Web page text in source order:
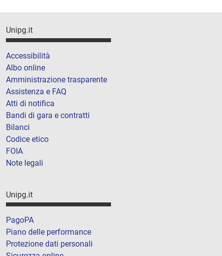
Unipg.it
Accessibilità
Albo online
Amministrazione trasparente
Assistenza e FAQ
Atti di notifica
Bandi di gara e contratti
Bilanci
Codice etico
FOIA
Note legali
Unipg.it
PagoPA
Piano delle performance
Protezione dati personali